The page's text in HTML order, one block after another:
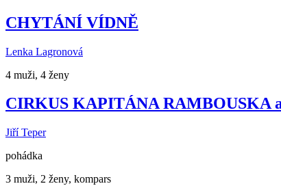
CHYTÁNÍ VÍDNĚ
Lenka Lagronová
4 muži, 4 ženy
CIRKUS KAPITÁNA RAMBOUSKA
Jiří Teper
pohádka
3 muži, 2 ženy, kompars